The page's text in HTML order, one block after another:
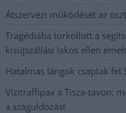
Átszervezi működését az
Tragédiába torkollott a
kisújszállási lakos ellen
Hatalmas lángok csaptak fel
Vízitraffipax a Tisza-tavon:
a száguldozást